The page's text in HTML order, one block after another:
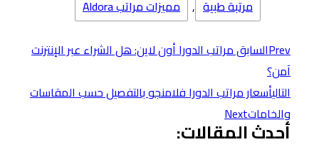
مرتبة طبية , مميزات مراتب Aldora
Prevالسابقمراتب الدورا أون لاين: هل الشراء عبر الإنترنت
آمن؟
التاليأسعار مراتب الدورا فلامنجو بالتفصيل حسب المقاسات
والخاماتNext
أحدث المقالات: